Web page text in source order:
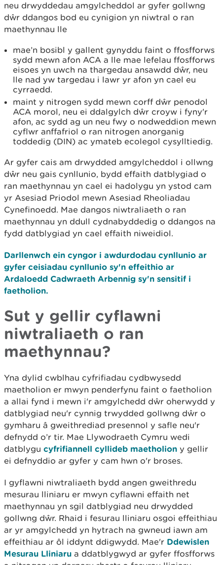
neu drwyddedau amgylcheddol ar gyfer gollwng
dŵr ddangos bod eu cynigion yn niwtral o ran
maethynnau lle
mae’n bosibl y gallent gynyddu faint o ffosfforws
sydd mewn afon ACA a lle mae lefelau ffosfforws
eisoes yn uwch na thargedau ansawdd dŵr, neu
lle nad yw targedau i lawr yr afon yn cael eu
cyrraedd.
maint y nitrogen sydd mewn corff dŵr penodol
ACA morol, neu ei ddalgylch dŵr croyw i fyny'r
afon, ac sydd ag un neu fwy o nodweddion mewn
cyflwr anffafriol o ran nitrogen anorganig
toddedig (DIN) ac ymateb ecolegol cysylltiedig.
Ar gyfer cais am drwydded amgylcheddol i ollwng
dŵr neu gais cynllunio, bydd effaith datblygiad o
ran maethynnau yn cael ei hadolygu yn ystod cam
yr Asesiad Priodol mewn Asesiad Rheoliadau
Cynefinoedd. Mae dangos niwtraliaeth o ran
maethynnau yn ddull cydnabyddedig o ddangos na
fydd datblygiad yn cael effaith niweidiol.
Darllenwch ein cyngor i awdurdodau cynllunio ar
gyfer ceisiadau cynllunio sy'n effeithio ar
Ardaloedd Cadwraeth Arbennig sy'n sensitif i
faetholion.
Sut y gellir cyflawni
niwtraliaeth o ran
maethynnau?
Yna dylid cwblhau cyfrifiadau cydbwysedd
maetholion er mwyn penderfynu faint o faetholion
a allai fynd i mewn i'r amgylchedd dŵr oherwydd y
datblygiad neu'r cynnig trwydded gollwng dŵr o
gymharu â gweithrediad presennol y safle neu'r
defnydd o’r tir. Mae Llywodraeth Cymru wedi
datblygu cyfrifiannell cyllideb maetholion y gellir
ei defnyddio ar gyfer y cam hwn o'r broses.
I gyflawni niwtraliaeth bydd angen gweithredu
mesurau lliniaru er mwyn cyflawni effaith net
maethynnau yn sgil datblygiad neu drwydded
gollwng dŵr. Rhaid i fesurau lliniaru osgoi effeithiau
ar yr amgylchedd yn hytrach na gwneud iawn am
effeithiau ar ôl iddynt ddigwydd. Mae'r Ddewislen
Mesurau Lliniaru a ddatblygwyd ar gyfer ffosfforws